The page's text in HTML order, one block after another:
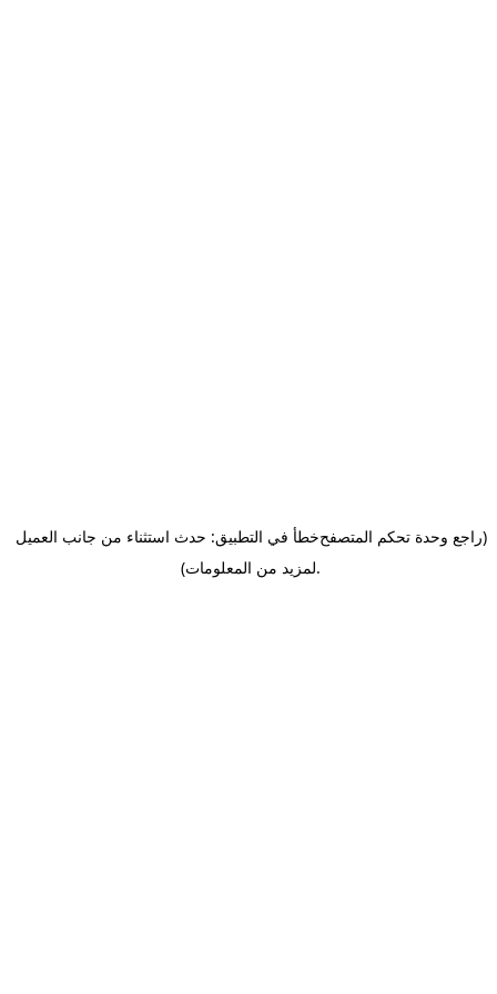
خطأ في التطبيق: حدث استثناء من جانب العميل(راجع وحدة تحكم المتصفح
لمزيد من المعلومات).